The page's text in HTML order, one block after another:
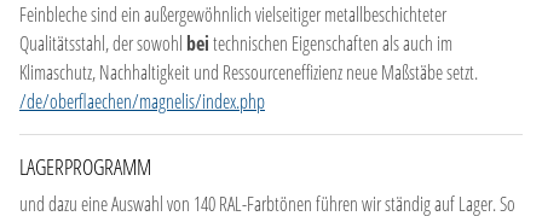
Feinbleche sind ein außergewöhnlich vielseitiger metallbeschichteter
Qualitätsstahl, der sowohl beitechnischen Eigenschaften als auch im
Klimaschutz, Nachhaltigkeit und Ressourceneffizienz neue Maßstäbe setzt.
/de/oberflaechen/magnelis/index.php
LAGERPROGRAMM
und dazu eine Auswahl von 140 RAL-Farbtönen führen wir ständig auf Lager. So